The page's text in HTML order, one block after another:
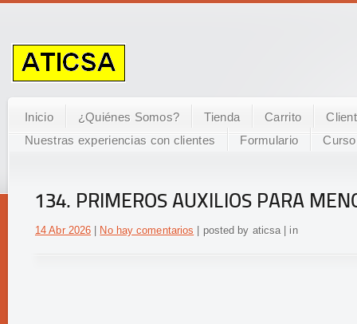
Inicio ¿Quiénes Somos? Tienda Carrito
Nuestras experiencias con clientes
Formulario Curso
134. PRIMEROS AUXILIOS PARA
14 Abr 2026 No hay comentarios | posted by aticsa | in